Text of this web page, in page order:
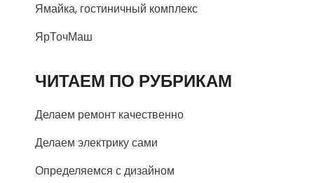
Ямайка, гостиничный комплекс
ЯрТочМаш
ЧИТАЕМ ПО РУБРИКАМ
Делаем ремонт качественно
Делаем электрику сами
Определяемся с дизайном